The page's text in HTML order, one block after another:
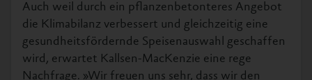
Auch weil durch ein pflanzenbetonteres Angebot
die Klimabilanz verbessert und gleichzeitig eine
gesundheitsfördernde Speisenauswahl geschaffen
wird, erwartet Kallsen-MacKenzie eine rege
Nachfrage. »Wir freuen uns sehr, dass wir den